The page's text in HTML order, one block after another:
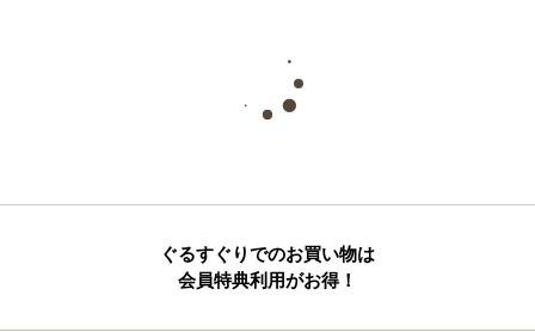
ぐるすぐりでのお買い物は
会員特典利用がお得！